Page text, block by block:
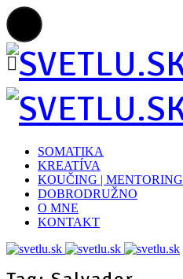
SOMATIKA
KREATÍVA
KOUČING | MENTORING
DOBRODRUŽNO
O MNE
KONTAKT